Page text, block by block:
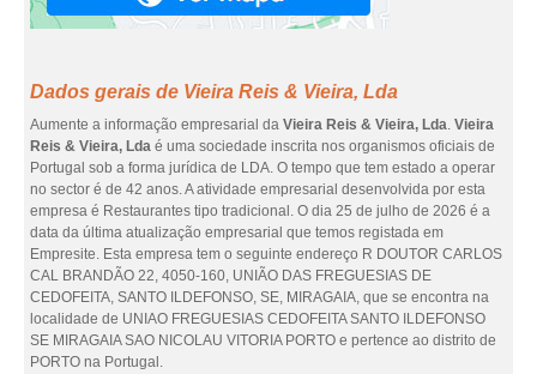
Dados gerais de Vieira Reis & Vieira, Lda
Aumente a informação empresarial da Vieira Reis & Vieira, Lda. Vieira
Reis & Vieira, Lda é uma sociedade inscrita nos organismos oficiais de
Portugal sob a forma jurídica de LDA. O tempo que tem estado a operar
no sector é de 42 anos. A atividade empresarial desenvolvida por esta
empresa é Restaurantes tipo tradicional. O dia 25 de julho de 2026 é a
data da última atualização empresarial que temos registada em
Empresite. Esta empresa tem o seguinte endereço R DOUTOR CARLOS
CAL BRANDÃO 22, 4050-160, UNIÃO DAS FREGUESIAS DE
CEDOFEITA, SANTO ILDEFONSO, SE, MIRAGAIA, que se encontra na
localidade de UNIAO FREGUESIAS CEDOFEITA SANTO ILDEFONSO
SE MIRAGAIA SAO NICOLAU VITORIA PORTO e pertence ao distrito de
PORTO na Portugal.